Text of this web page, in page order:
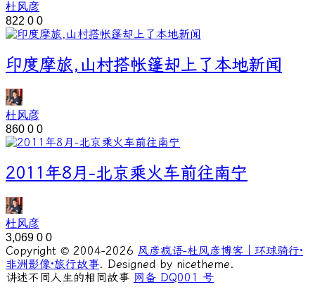
杜风彦
822 0 0
印度摩旅,山村搭帐篷却上了本地新闻
杜风彦
860 0 0
2011年8月-北京乘火车前往南宁
杜风彦
3,069 0 0
Copyright © 2004-2026 风彦疯语-杜风彦博客｜环球骑行·
非洲影像·旅行故事. Designed by nicetheme.
讲述不同人生的相同故事 网备 DQ001 号